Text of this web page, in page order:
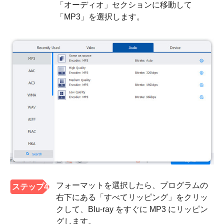
「オーディオ」セクションに移動して
「MP3」を選択します。
ステップ4
フォーマットを選択したら、プログラムの
右下にある「すべてリッピング」をクリッ
クして、Blu-ray をすぐに MP3 にリッピン
グします。